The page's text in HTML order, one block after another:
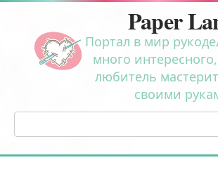
Перейти
контенту
Paper
Портал в мир
много
любитель
своими
Поиск: